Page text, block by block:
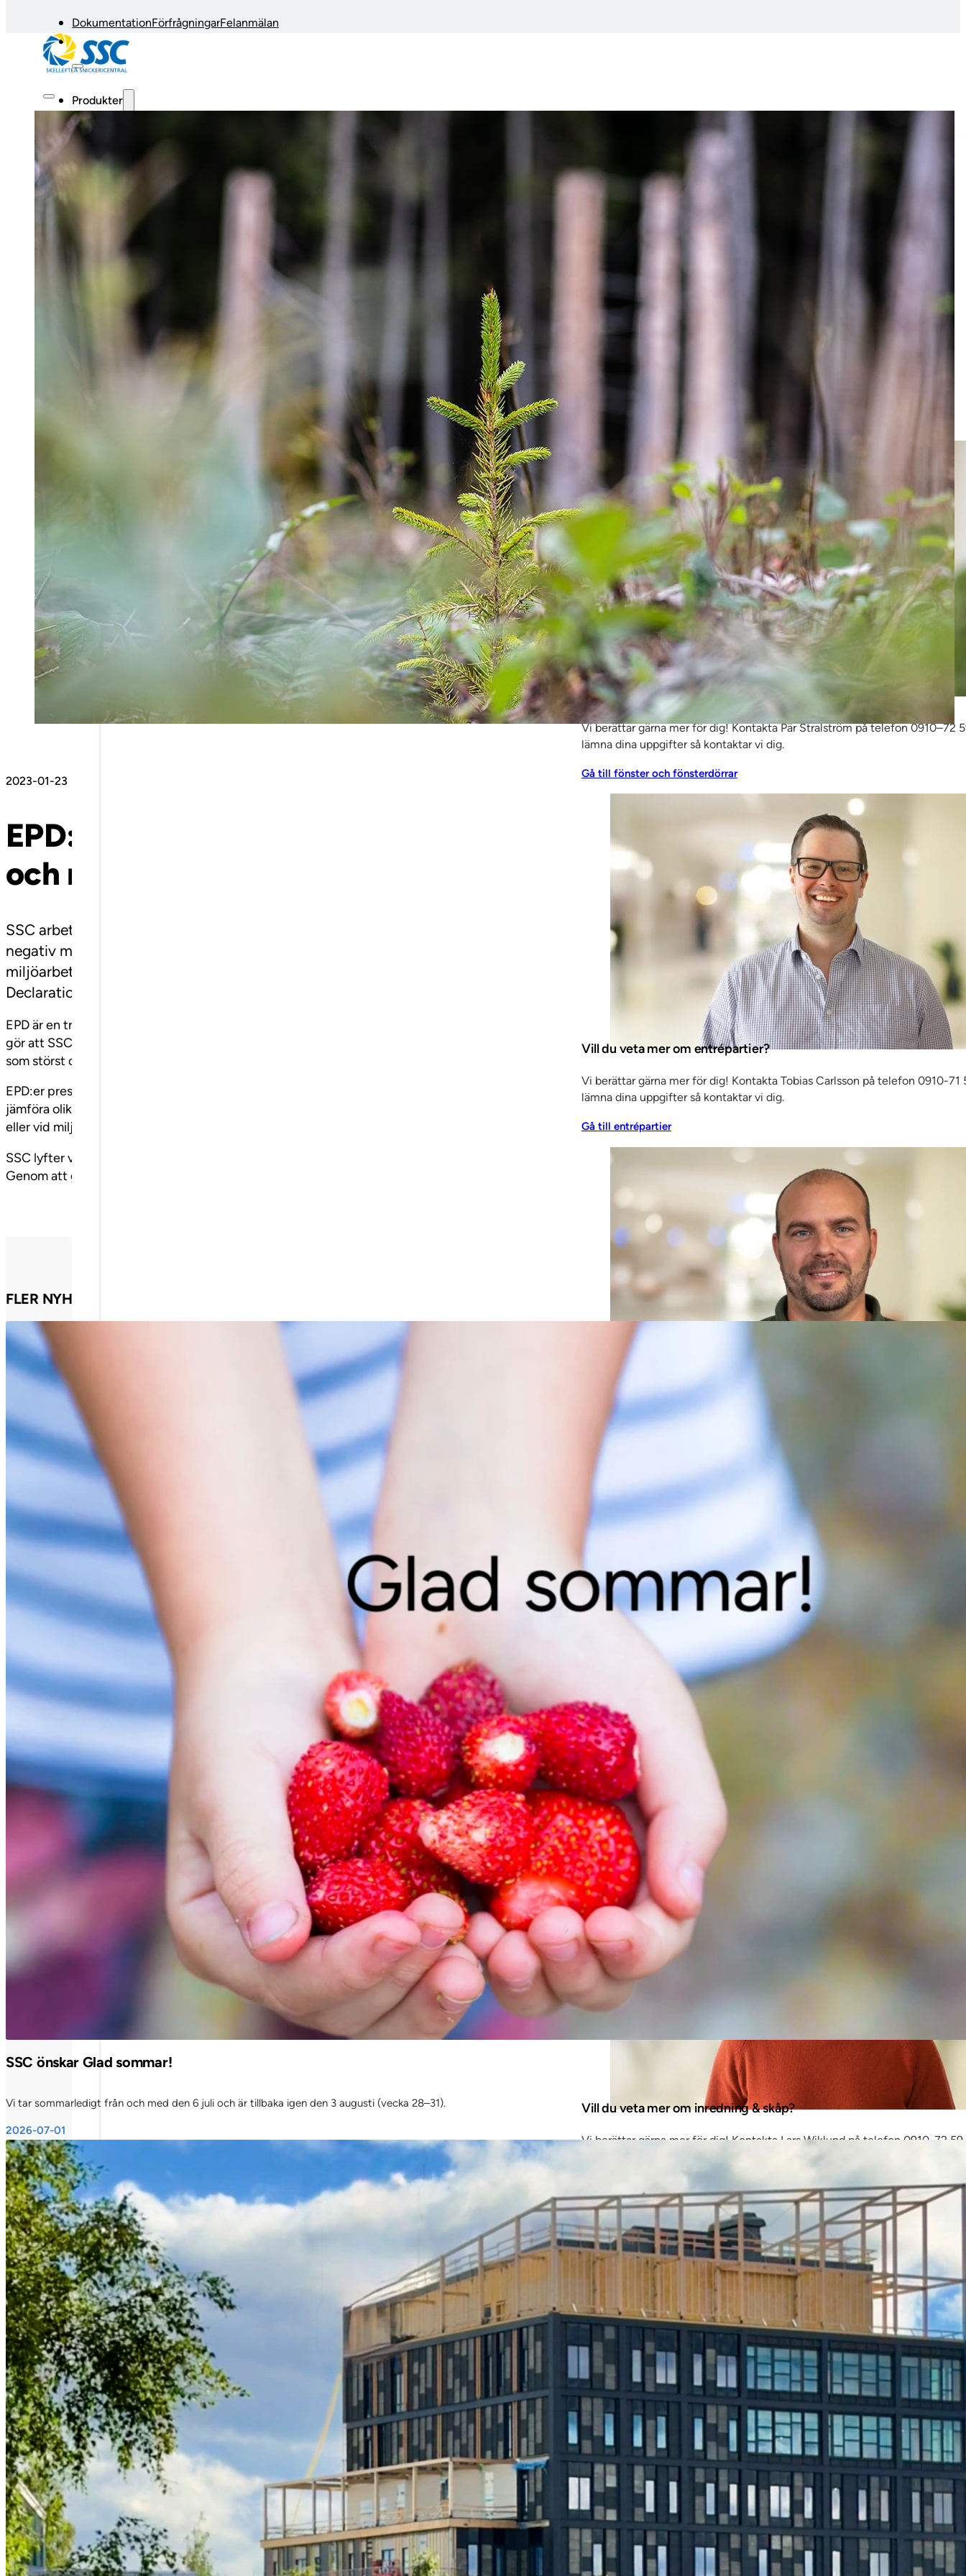
DokumentationFörfrågningarFelanmälan
Produkter
Fönster & fönsterdörrar
Entrépartier
Invändiga dörrar
Glaspartier & skjutdörrar
Inredning & skåp
Invändig panel
Inåtgående fönster 2+1
Utåtgående fönsterdörr 3-glas
Inåtgående fönsterdörr 3-glas
Inåtgående fönster 3-glas
Vill du veta mer om fönster & fönsterdörrar?
Vi berättar gärna mer för dig! Kontakta Pär Stralström på telefon 0910–72
lämna dina uppgifter så kontaktar vi dig.
Gå till fönster och fönsterdörrar
Vill du veta mer om entrépartier?
Vi berättar gärna mer för dig! Kontakta Tobias Carlsson på telefon 0910-71
lämna dina uppgifter så kontaktar vi dig.
Gå till entrépartier
Vill du veta mer om invändiga dörrar?
Vi berättar gärna mer för dig! Kontakta André Berglund på telefon 0910-72
lämna dina uppgifter så kontaktar vi dig.
Gå till invändiga dörrar
Portaler och helglas
Solid massiva träglaspartier
Solid Brand
Solid Säkerhet
T-serien massiva träglaspartier
Vill du veta mer om glaspartier och skjutdörrar?
Vi berättar gärna mer för dig! Kontakta Magnus Eriksson på telefon 0910-
lämna dina uppgifter så kontaktar vi dig.
Gå till glaspartier & skjutdörrar
Diskar
Skåpinredning
Gradänger
Elementskydd
Anpassad inredning
Vill du veta mer om inredning & skåp?
Vi berättar gärna mer för dig! Kontakta Lars Wiklund på telefon 0910-72
dina uppgifter så kontaktar vi dig.
Slät panel
Profilpanel
Ribbpanel
Vill du veta mer om invändig panel?
Vi berättar gärna mer för dig! Kontakta Lars Wiklund på telefon 0910-72
dina uppgifter så kontaktar vi dig.
Gå till invändig panel
2023-01-23
EPD:er – en viktig parameter i SSC´s kvalitets-
och miljöarbete
SSC arbetar med att kontinuerligt undersöka, utveckla och följa upp sin verksamhet i syfte att minska
negativ miljöpåverkan och för att tillgodose kunders miljökrav. En viktig parameter i kvalitets- och
miljöarbetet är arbetet kring miljövarudeklarationer, så kallade EPD:er (Environmental Product
Declaration)
EPD är en tredjepartsverifierad miljövarudeklaration som beskriver en produkts miljöpåverkan under dess livscykel. Det
gör att SSC som tillverkare får en bra bild av hur produktens miljöpåverkan ser ut, var i livscykeln som miljöpåverkan är
som störst och vad man kan göra för att minska den ytterligare.
EPD:er presenteras på ett standardiserat sätt vilket gör det möjligt att jämföra olika material med varandra samt att
jämföra olika tillverkares miljöpåverkan. EPD-information används till exempel som beslutsunderlag vid upphandlingar
eller vid miljöcertifiering av en byggnad.
SSC lyfter vikten av att ta ansvar och att öka kunskapen i branschen kring hur klimatpåverkan sker och kan minskas.
Genom att göra medvetna val kan man vara med och påverka.
FLER NYHETSINLÄGG
SSC önskar Glad sommar!
Vi tar sommarledigt från och med den 6 juli och är tillbaka igen den 3 augusti (vecka 28–31).
2026-07-01